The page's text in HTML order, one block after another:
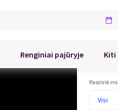
Renginiai pajūryje Kiti
Pasirink
Visi